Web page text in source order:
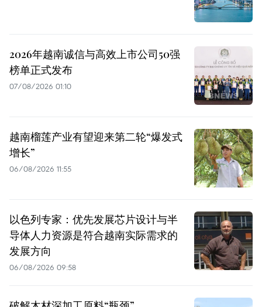
2026年越南诚信与高效上市公司50强
榜单正式发布
07/08/2026 01:10
越南榴莲产业有望迎来第二轮“爆发式
增长”
06/08/2026 11:55
以色列专家：优先发展芯片设计与半
导体人力资源是符合越南实际需求的
发展方向
06/08/2026 09:58